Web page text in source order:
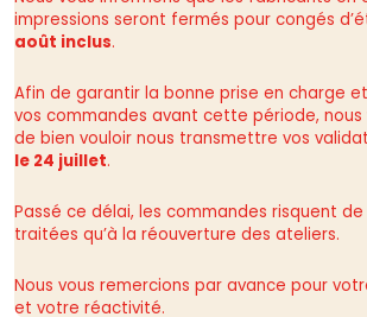
impressions seront fermés pour congés
août inclus.
Afin de garantir la bonne prise en charge
vos commandes avant cette période, nous
de bien vouloir nous transmettre vos
le 24 juillet.
Passé ce délai, les commandes risquent
traitées qu’à la réouverture des ateliers.
Nous vous remercions par avance pour
et votre réactivité.